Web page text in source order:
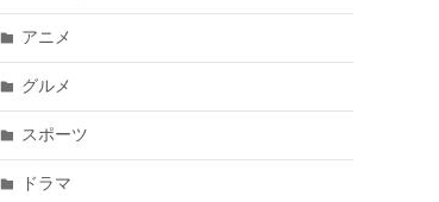
アニメ
グルメ
スポーツ
ドラマ